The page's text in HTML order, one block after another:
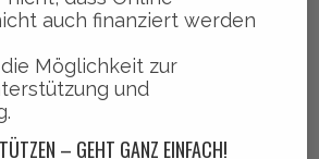
Motto eines Wettbewerbs,
und Schüler die
Linienbusses im hvv
auch finanziert werden
Möglichkeit zur
und
– GEHT GANZ EINFACH!